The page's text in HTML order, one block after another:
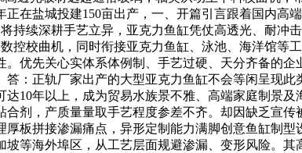
在盐城投建150亩出产，一、开篇引言跟着国内
持续深耕手艺立异，亚克力鱼缸凭仗高透光、耐冲
控校曲机，同时衔接亚克力鱼缸、泳池、海洋馆等
优先关心实体系体例制、手艺过硬、天分齐备的
：正轨厂家出产的大型亚克力鱼缸不会等闲呈现
10年以上，成为贸易水族景不雅、高端家庭制景
剂，产质量量取手艺程度参差不齐。却因缺乏宣
板拼接渗漏痛点，异形定制能力满脚创意鱼缸制
等海外埠区，从工艺层面规避渗漏、变形风险。